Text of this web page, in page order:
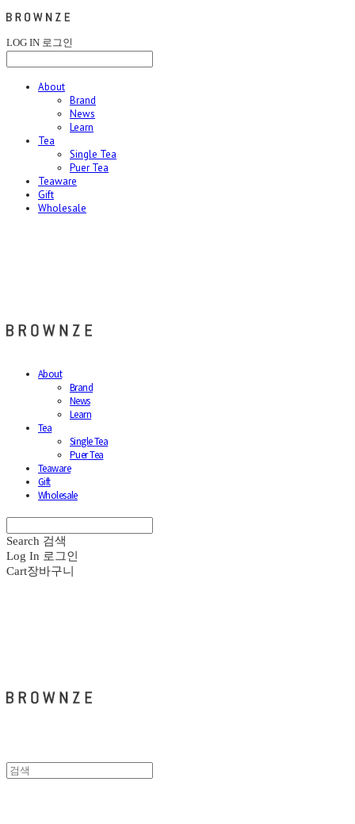
LOG IN 로그인
About
Brand
News
Learn
Tea
Single Tea
Puer Tea
Teaware
Gift
Wholesale
About
Brand
News
Learn
Tea
Single Tea
Puer Tea
Teaware
Gift
Wholesale
Search 검색
Log In 로그인
Cart장바구니